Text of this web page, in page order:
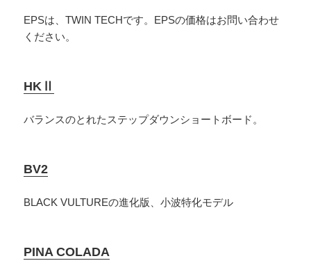
EPSは、TWIN TECHです。EPSの価格はお問い合わせ
ください。
HKⅡ
バランスのとれたステップダウンショートボード。
BV2
BLACK VULTUREの進化版、小波特化モデル
PINA COLADA